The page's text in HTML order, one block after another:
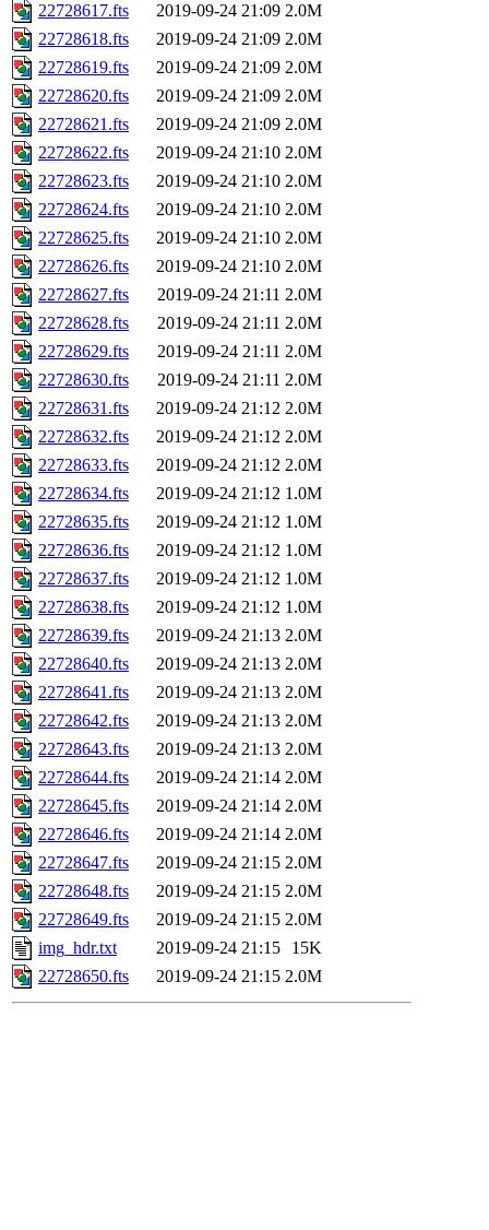
22728617.fts
2019-09-24 21:09 2.0M
22728618.fts
2019-09-24 21:09 2.0M
22728619.fts
2019-09-24 21:09 2.0M
22728620.fts
2019-09-24 21:09 2.0M
22728621.fts
2019-09-24 21:09 2.0M
22728622.fts
2019-09-24 21:10 2.0M
22728623.fts
2019-09-24 21:10 2.0M
22728624.fts
2019-09-24 21:10 2.0M
22728625.fts
2019-09-24 21:10 2.0M
22728626.fts
2019-09-24 21:10 2.0M
22728627.fts
2019-09-24 21:11 2.0M
22728628.fts
2019-09-24 21:11 2.0M
22728629.fts
2019-09-24 21:11 2.0M
22728630.fts
2019-09-24 21:11 2.0M
22728631.fts
2019-09-24 21:12 2.0M
22728632.fts
2019-09-24 21:12 2.0M
22728633.fts
2019-09-24 21:12 2.0M
22728634.fts
2019-09-24 21:12 1.0M
22728635.fts
2019-09-24 21:12 1.0M
22728636.fts
2019-09-24 21:12 1.0M
22728637.fts
2019-09-24 21:12 1.0M
22728638.fts
2019-09-24 21:12 1.0M
22728639.fts
2019-09-24 21:13 2.0M
22728640.fts
2019-09-24 21:13 2.0M
22728641.fts
2019-09-24 21:13 2.0M
22728642.fts
2019-09-24 21:13 2.0M
22728643.fts
2019-09-24 21:13 2.0M
22728644.fts
2019-09-24 21:14 2.0M
22728645.fts
2019-09-24 21:14 2.0M
22728646.fts
2019-09-24 21:14 2.0M
22728647.fts
2019-09-24 21:15 2.0M
22728648.fts
2019-09-24 21:15 2.0M
22728649.fts
2019-09-24 21:15 2.0M
img_hdr.txt
2019-09-24 21:15
15K
22728650.fts
2019-09-24 21:15 2.0M